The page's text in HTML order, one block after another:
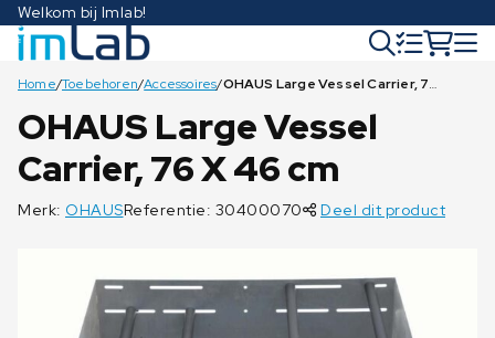
Welkom bij Imlab!
Home/Toebehoren/Accessoires/ OHAUS Large Vessel Carrier, 76 X 46 cm
OHAUS Large Vessel
Carrier, 76 X 46 cm
Merk: OHAUSReferentie: 30400070 Deel dit product